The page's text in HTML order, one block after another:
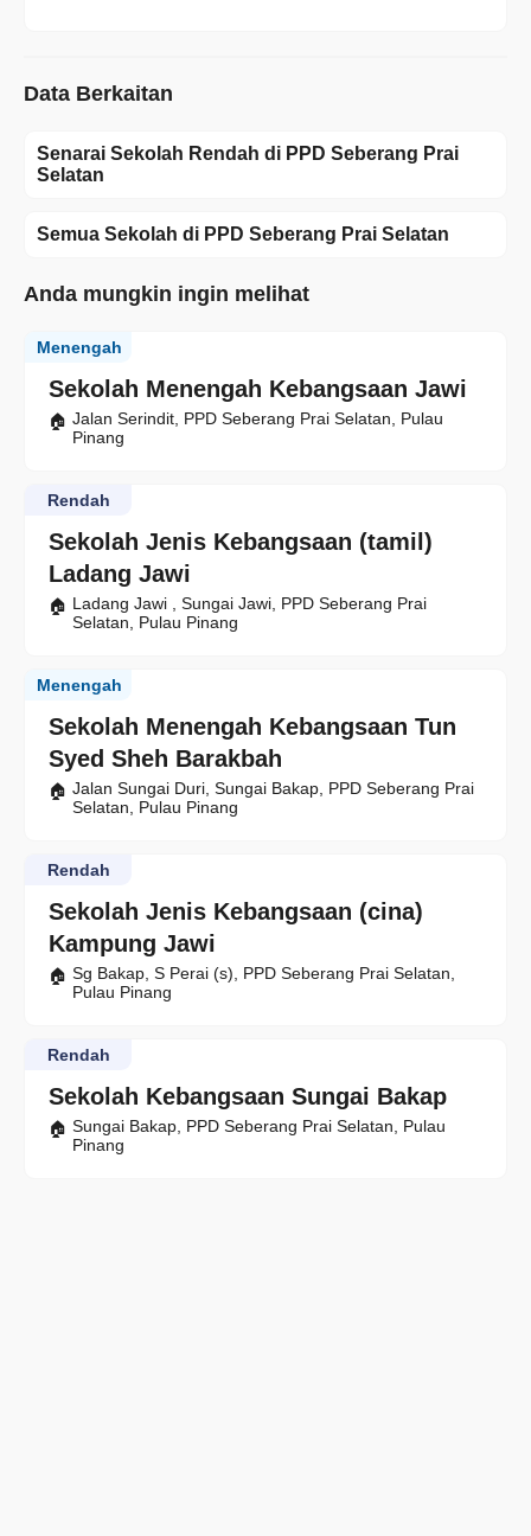
Data Berkaitan
Senarai Sekolah Rendah di PPD Seberang Prai
Selatan
Semua Sekolah di PPD Seberang Prai Selatan
Anda mungkin ingin melihat
Sekolah Menengah Kebangsaan Jawi
Menengah
Jalan Serindit, PPD Seberang Prai Selatan, Pulau
Pinang
Sekolah Jenis Kebangsaan (tamil)
Ladang Jawi
Rendah
Ladang Jawi , Sungai Jawi, PPD Seberang Prai
Selatan, Pulau Pinang
Sekolah Menengah Kebangsaan Tun
Syed Sheh Barakbah
Menengah
Jalan Sungai Duri, Sungai Bakap, PPD Seberang Prai
Selatan, Pulau Pinang
Sekolah Jenis Kebangsaan (cina)
Kampung Jawi
Rendah
Sg Bakap, S Perai (s), PPD Seberang Prai Selatan,
Pulau Pinang
Sekolah Kebangsaan Sungai Bakap
Rendah
Sungai Bakap, PPD Seberang Prai Selatan, Pulau
Pinang